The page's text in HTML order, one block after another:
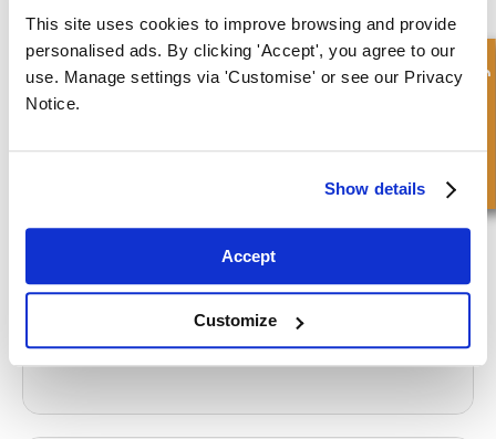
This site uses cookies to improve browsing and provide
personalised ads. By clicking 'Accept', you agree to our
use. Manage settings via 'Customise' or see our Privacy
Notice.
Show details
Accept
Customize
KONTAKTIEREN SIE UNS HEUTE.
Zylinderkomponenten für die Überholung von
Krankenhaus-Patientenwagen
Schnellanfrage